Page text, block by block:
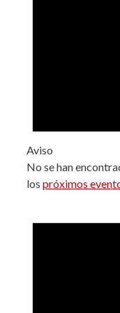
Aviso
No se han
los próximos